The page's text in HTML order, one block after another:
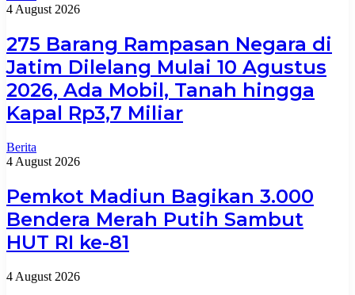
4 August 2026
275 Barang Rampasan Negara di
Jatim Dilelang Mulai 10 Agustus
2026, Ada Mobil, Tanah hingga
Kapal Rp3,7 Miliar
Berita
4 August 2026
Pemkot Madiun Bagikan 3.000
Bendera Merah Putih Sambut
HUT RI ke-81
4 August 2026